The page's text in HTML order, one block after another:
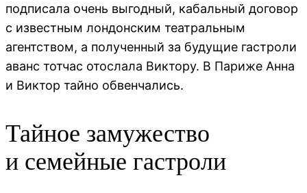
подписала очень выгодный, кабальный договор
с известным лондонским театральным
агентством, а полученный за будущие гастроли
аванс тотчас отослала Виктору. В Париже Анна
и Виктор тайно обвенчались.
Тайное замужество
и семейные гастроли